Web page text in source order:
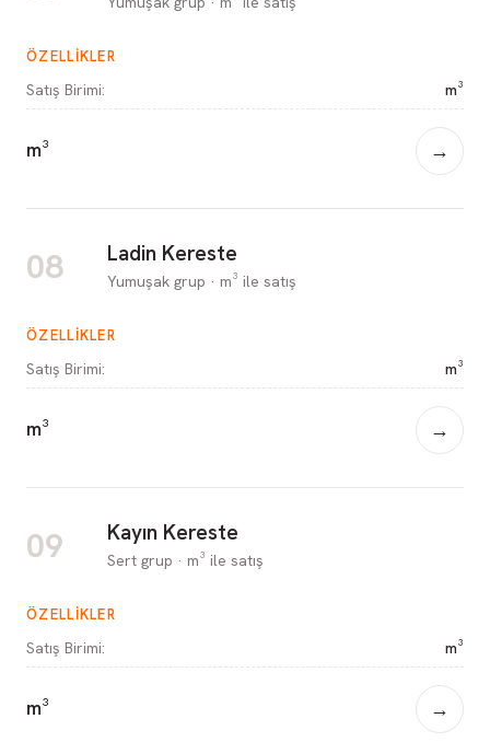
ÖZELLIKLER
Satış Birimi: m³
m³ →
08 Ladin Kereste
Yumuşak grup · m³ ile satış
ÖZELLIKLER
Satış Birimi: m³
m³ →
09 Kayın Kereste
Sert grup · m³ ile satış
ÖZELLIKLER
Satış Birimi: m³
m³ →